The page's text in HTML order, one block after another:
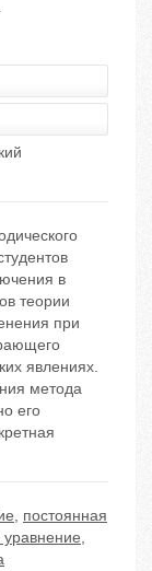
в
теории
при
явлениях.
метода
его
, постоянная
уравнение,